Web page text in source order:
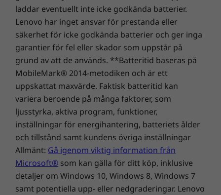
Maximal flexibilitet
Tack vare 360-gradersgångjärnet är det lätt att
växla mellan datorläge, surfplatteläge, tältläge
och stativläge på den bärbara 2-i-1-datorn
ThinkPad L13 Yoga Gen 4. Oavsett var du
jobbar låter vi dig göra saker och ting som du
vill och hjälper dig att få saker och ting gjorda
snabbare. Gå smidigt från att skriva på
tangentbordet till att skissa, signera dokument
eller anteckna på skärmen med den
förvaringsbara pennan. Eller använd enheten
som surfplatta och bara svep. Och om du vill
dela med dig av din skärm när du ska
samarbeta är det bara att vika den bakåt.
17,06 mm × 305 mm × 218 mm
Vikt
Från 1,31 kg
Penna
Lenovo Integrated Pen (Tillval)
Tangentbord
Spillsäkert
ThinkPad TrackPoint-tangentbord
Klickplatta med tre knappar
Tillval: Bakgrundsbelysning med vitt LED-ljus
HÅLLBARHET
laddar eventuellt inte icke godkända batterier.
Lenovo har inget ansvar för prestanda eller
säkerhet för icke godkända batterier och ger inga
garantier för fel eller skador som uppstår på
grund av att de används. **Batteritid baseras på
MobileMark® 2014-metodiken och är ett
uppskattat maxvärde. Faktisk batteritid kan
variera beroende på många faktorer, som
ljusstyrka, aktiva program, funktioner,
inställningar för energihantering, batteriets ålder
och tillstånd samt kundens övriga inställningar
Allmänt: Gå igenom viktig information från
Microsoft® som kan gälla för ditt köp, inklusive
detaljer om Windows 10, Windows 8, Windows 7
samt potentiella upp- eller nedgraderingar. Lenovo